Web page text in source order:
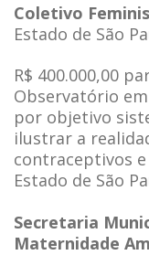
Coletivo
Estado de São
R$ 400.000,00
Observatório
por objetivo
ilustrar a
contraceptivos
Estado de São
Secretaria
Maternidade